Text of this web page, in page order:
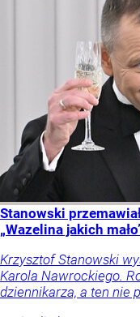
Stanowski
„Wazelina jakich
Krzysztof Stanowski
Karola Nawrockiego.
dziennikarza, a ten nie